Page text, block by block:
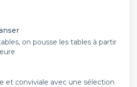
on pousse les tables à partir
et conviviale avec une sélection